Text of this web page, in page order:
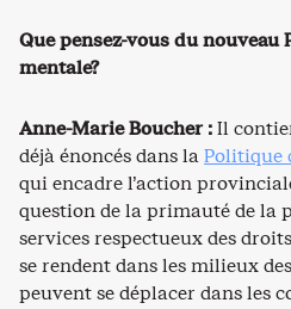
Que pensez-vous du nouveau
mentale?
Anne-Marie Boucher :Il
déjà énoncés dans laPolitique
qui encadre l’action
question de la primauté de la
services respectueux des
se rendent dans les milieux
peuvent se déplacer dans les